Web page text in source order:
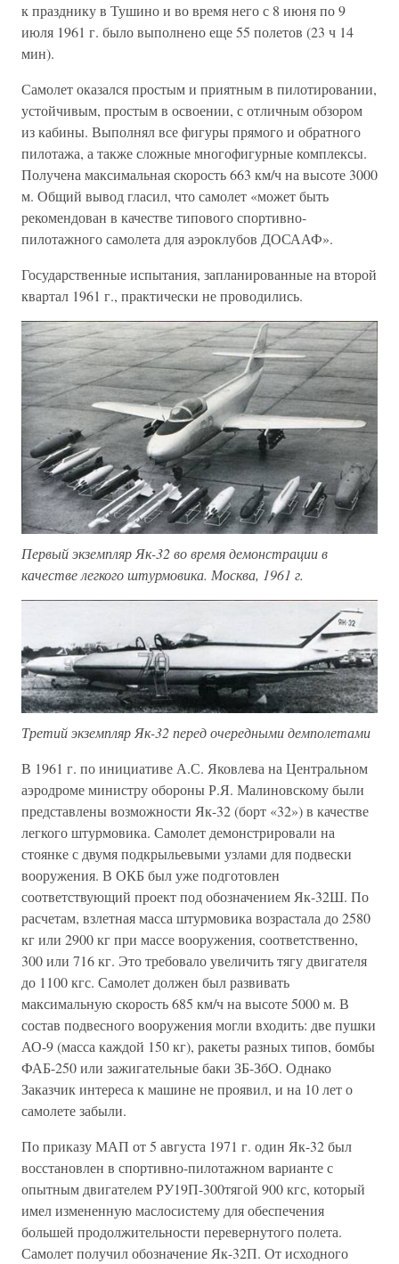
к празднику в Тушино и во время него с 8 июня по 9
июля 1961 г. было выполнено еще 55 полетов (23 ч 14
мин).
Самолет оказался простым и приятным в пилотировании,
устойчивым, простым в освоении, с отличным обзором
из кабины. Выполнял все фигуры прямого и обратного
пилотажа, а также сложные многофигурные комплексы.
Получена максимальная скорость 663 км/ч на высоте 3000
м. Общий вывод гласил, что самолет «может быть
рекомендован в качестве типового спортивно-
пилотажного самолета для аэроклубов ДОСААФ».
Государственные испытания, запланированные на второй
квартал 1961 г., практически не проводились.
Первый экземпляр Як-32 во время демонстрации в
качестве легкого штурмовика. Москва, 1961 г.
Третий экземпляр Як-32 перед очередными демполетами
В 1961 г. по инициативе А.С. Яковлева на Центральном
аэродроме министру обороны Р.Я. Малиновскому были
представлены возможности Як-32 (борт «32») в качестве
легкого штурмовика. Самолет демонстрировали на
стоянке с двумя подкрыльевыми узлами для подвески
вооружения. В ОКБ был уже подготовлен
соответствующий проект под обозначением Як-32Ш. По
расчетам, взлетная масса штурмовика возрастала до 2580
кг или 2900 кг при массе вооружения, соответственно,
300 или 716 кг. Это требовало увеличить тягу двигателя
до 1100 кгс. Самолет должен был развивать
максимальную скорость 685 км/ч на высоте 5000 м. В
состав подвесного вооружения могли входить: две пушки
АО-9 (масса каждой 150 кг), ракеты разных типов, бомбы
ФАБ-250 или зажигательные баки ЗБ-ЗбО. Однако
Заказчик интереса к машине не проявил, и на 10 лет о
самолете забыли.
По приказу МАП от 5 августа 1971 г. один Як-32 был
восстановлен в спортивно-пилотажном варианте с
опытным двигателем РУ19П-300тягой 900 кгс, который
имел измененную маслосистему для обеспечения
большей продолжительности перевернутого полета.
Самолет получил обозначение Як-32П. От исходного